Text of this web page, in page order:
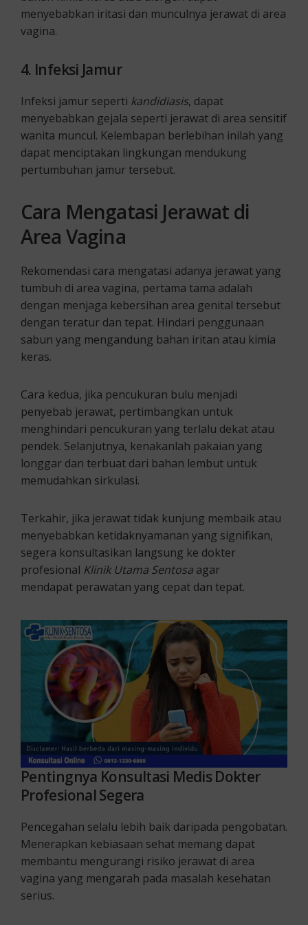
menyebabkan iritasi dan munculnya jerawat di area
vagina.
4. Infeksi Jamur
Infeksi jamur seperti kandidiasis, dapat
menyebabkan gejala seperti jerawat di area sensitif
wanita muncul. Kelembapan berlebihan inilah yang
dapat menciptakan lingkungan mendukung
pertumbuhan jamur tersebut.
Cara Mengatasi Jerawat di
Area Vagina
Rekomendasi cara mengatasi adanya jerawat yang
tumbuh di area vagina, pertama tama adalah
dengan menjaga kebersihan area genital tersebut
dengan teratur dan tepat. Hindari penggunaan
sabun yang mengandung bahan iritan atau kimia
keras.
Cara kedua, jika pencukuran bulu menjadi
penyebab jerawat, pertimbangkan untuk
menghindari pencukuran yang terlalu dekat atau
pendek. Selanjutnya, kenakanlah pakaian yang
longgar dan terbuat dari bahan lembut untuk
memudahkan sirkulasi.
Terkahir, jika jerawat tidak kunjung membaik atau
menyebabkan ketidaknyamanan yang signifikan,
segera konsultasikan langsung ke dokter
profesional Klinik Utama Sentosa agar
mendapat perawatan yang cepat dan tepat.
Pentingnya Konsultasi Medis Dokter
Profesional Segera
Pencegahan selalu lebih baik daripada pengobatan.
Menerapkan kebiasaan sehat memang dapat
membantu mengurangi risiko jerawat di area
vagina yang mengarah pada masalah kesehatan
serius.